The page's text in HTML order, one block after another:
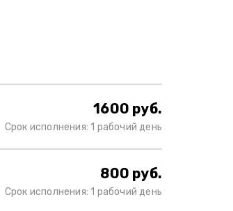
1600 руб.
Срок исполнения: 1 рабочий день
800 руб.
Срок исполнения: 1 рабочий день